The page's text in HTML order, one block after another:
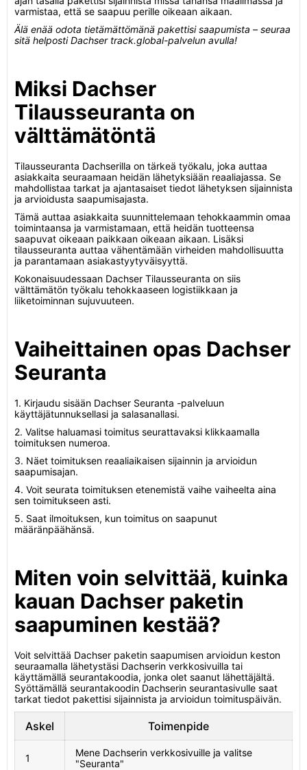
varmistaa, että se saapuu perille oikeaan aikaan.
Älä enää odota tietämättömänä pakettisi saapumista – seuraa
sitä helposti Dachser track.global-palvelun avulla!
Miksi Dachser
Tilausseuranta on
välttämätöntä
Tilausseuranta Dachserilla on tärkeä työkalu, joka auttaa
asiakkaita seuraamaan heidän lähetyksiään reaaliajassa. Se
mahdollistaa tarkat ja ajantasaiset tiedot lähetyksen sijainnista
ja arvioidusta saapumisajasta.
Tämä auttaa asiakkaita suunnittelemaan tehokkaammin omaa
toimintaansa ja varmistamaan, että heidän tuotteensa
saapuvat oikeaan paikkaan oikeaan aikaan. Lisäksi
tilausseuranta auttaa vähentämään virheiden mahdollisuutta
ja parantamaan asiakastyytyväisyyttä.
Kokonaisuudessaan Dachser Tilausseuranta on siis
välttämätön työkalu tehokkaaseen logistiikkaan ja
liiketoiminnan sujuvuuteen.
Vaiheittainen opas Dachser
Seuranta
1. Kirjaudu sisään Dachser Seuranta -palveluun
käyttäjätunnuksellasi ja salasanallasi.
2. Valitse haluamasi toimitus seurattavaksi klikkaamalla
toimituksen numeroa.
3. Näet toimituksen reaaliaikaisen sijainnin ja arvioidun
saapumisajan.
4. Voit seurata toimituksen etenemistä vaihe vaiheelta aina
sen toimitukseen asti.
5. Saat ilmoituksen, kun toimitus on saapunut
määränpäähänsä.
Miten voin selvittää, kuinka
kauan Dachser paketin
saapuminen kestää?
Voit selvittää Dachser paketin saapumisen arvioidun keston
seuraamalla lähetystäsi Dachserin verkkosivuilla tai
käyttämällä seurantakoodia, jonka olet saanut lähettäjältä.
Syöttämällä seurantakoodin Dachserin seurantasivulle saat
tarkat tiedot pakettisi sijainnista ja arvioidun toimituspäivän.
Askel Toimenpide
1
Mene Dachserin verkkosivuille ja valitse
"Seuranta"